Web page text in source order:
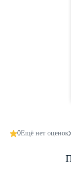
0Ещё нет оценок